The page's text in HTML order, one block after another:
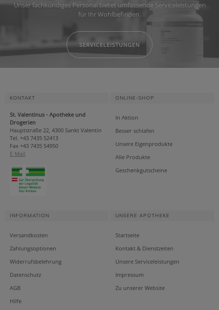
Unser fachkundiges Personal bietet umfassende Serviceleistungen
für Ihr Wohlbefinden.
SERVICELEISTUNGEN
KONTAKT
St. Valentinus - Apotheke und
Drogerien
Hauptstraße 22, 4300 Sankt Valentin
Tel. +43 7435 52413
Fax +43 7435 54950
E-Mail
ONLINE-SHOP
In Aktion
Besser schlafen
Unsere Eigenprodukte
Alle Produkte
Geschenkgutscheine
INFORMATION
Versandkosten
Zahlungsoptionen
Widerrufsbelehrung
Datenschutz
AGB
Hilfe
UNSERE APOTHEKE
Startseite
Kontakt & Dienstzeiten
Unsere Serviceleistungen
Impressum
Zu unserer Website